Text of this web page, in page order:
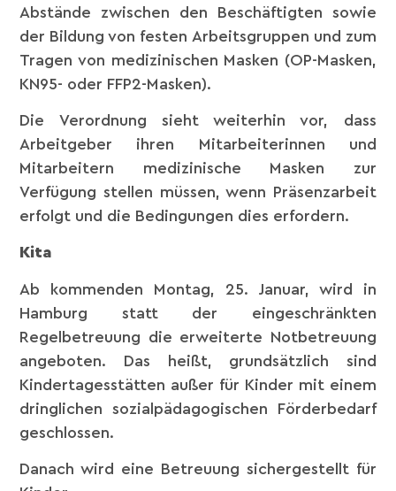
Abstände zwischen den Beschäftigten sowie
der Bildung von festen Arbeitsgruppen und zum
Tragen von medizinischen Masken (OP-Masken,
KN95- oder FFP2-Masken).
Die Verordnung sieht weiterhin vor, dass
Arbeitgeber ihren Mitarbeiterinnen und
Mitarbeitern medizinische Masken zur
Verfügung stellen müssen, wenn Präsenzarbeit
erfolgt und die Bedingungen dies erfordern.
Kita
Ab kommenden Montag, 25. Januar, wird in
Hamburg statt der eingeschränkten
Regelbetreuung die erweiterte Notbetreuung
angeboten. Das heißt, grundsätzlich sind
Kindertagesstätten außer für Kinder mit einem
dringlichen sozialpädagogischen Förderbedarf
geschlossen.
Danach wird eine Betreuung sichergestellt für